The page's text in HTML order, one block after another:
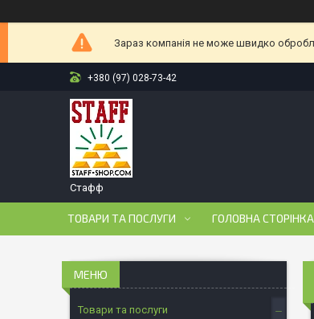
Зараз компанія не може швидко
+380 (97) 028-73-42
Стафф
ТОВАРИ ТА ПОСЛУГИ ГОЛОВНА СТОРІНКА
Товари та послуги